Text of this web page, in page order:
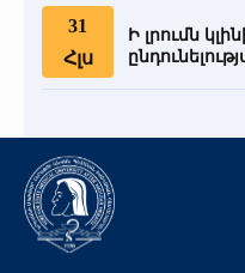
31
Հլս
Ի լրումն